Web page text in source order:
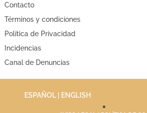
Contacto
Términos y condiciones
Política de Privacidad
Incidencias
Canal de Denuncias
ESPAÑOL | ENGLISH